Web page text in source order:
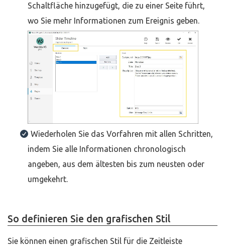
Schaltfläche hinzugefügt, die zu einer Seite führt,
wo Sie mehr Informationen zum Ereignis geben.
Wiederholen Sie das Vorfahren mit allen Schritten,
indem Sie alle Informationen chronologisch
angeben, aus dem ältesten bis zum neusten oder
umgekehrt.
So definieren Sie den grafischen Stil
Sie können einen grafischen Stil für die Zeitleiste